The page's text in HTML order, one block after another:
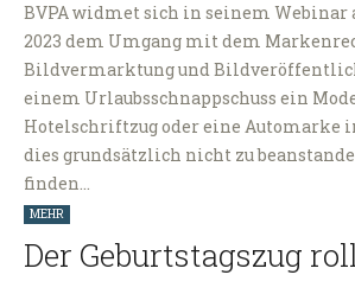
BVPA widmet sich in seinem Webinar
2023 dem Umgang mit dem
Bildvermarktung und
einem Urlaubsschnappschuss ein
Hotelschriftzug oder eine Automarke
dies grundsätzlich nicht zu
finden…
MEHR
Der Geburtstagszug